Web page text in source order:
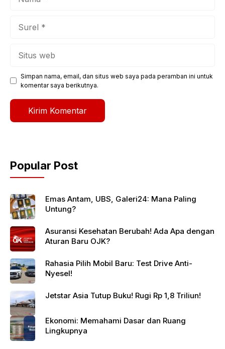
Simpan nama, email, dan situs web saya pada peramban ini untuk
komentar saya berikutnya.
Popular Post
Emas Antam, UBS, Galeri24: Mana Paling
Untung?
Asuransi Kesehatan Berubah! Ada Apa dengan
Aturan Baru OJK?
Rahasia Pilih Mobil Baru: Test Drive Anti-
Nyesel!
Jetstar Asia Tutup Buku! Rugi Rp 1,8 Triliun!
Ekonomi: Memahami Dasar dan Ruang
Lingkupnya